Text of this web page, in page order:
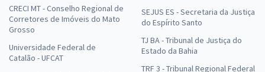
CRECI MT - Conselho Regional de
Corretores de Imóveis do Mato
Grosso
Universidade Federal de
Catalão - UFCAT
SEJUS ES - Secretaria da Justiça
do Espírito Santo
TJ BA - Tribunal de Justiça do
Estado da Bahia
TRF 3 - Tribunal Regional Federal